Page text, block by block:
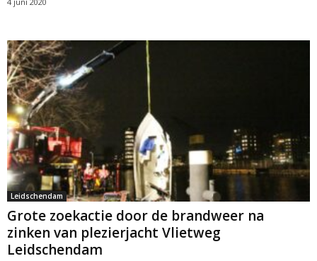
Leidschendam
Grote zoekactie door de brandweer na
zinken van plezierjacht Vlietweg
Leidschendam